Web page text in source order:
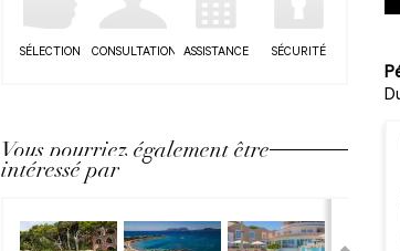
SÉLECTION CONSULTATION ASSISTANCE SÉCURITÉ
Vous pourriez également être
intéressé par